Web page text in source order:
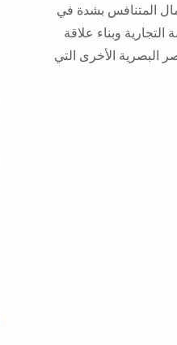
المتنافس بشدة في
وبناء علاقة
البصرية الأخرى التي